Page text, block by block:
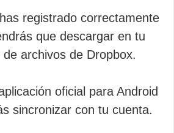
registrado correctamente
que descargar en tu
archivos de Dropbox.
oficial para Android
sincronizar con tu cuenta.